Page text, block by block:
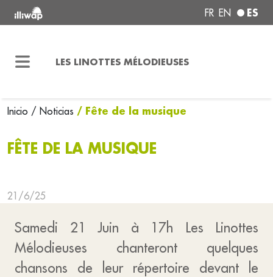
FR EN ES
LES LINOTTES MÉLODIEUSES
Inicio / Noticias / Fête de la musique
FÊTE DE LA MUSIQUE
21/6/25
Samedi 21 Juin à 17h Les Linottes
Mélodieuses chanteront quelques
chansons de leur répertoire devant le